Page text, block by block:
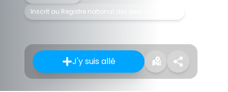
Inscrit au Registre national des lieux historiques
J'y suis allé